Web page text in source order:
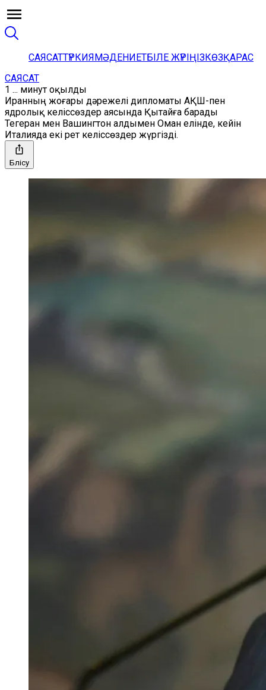
САЯСАТТҮРКИЯМӘДЕНИЕТБІЛЕ ЖҮРІҢІЗКӨЗҚАРАС
САЯСАТ
1 ... минут оқылды
Иранның жоғары дәрежелі дипломаты АҚШ-пен
ядролық келіссөздер аясында Қытайға барады
Тегеран мен Вашингтон алдымен Оман елінде, кейін
Италияда екі рет келіссөздер жүргізді.
Бөлісу